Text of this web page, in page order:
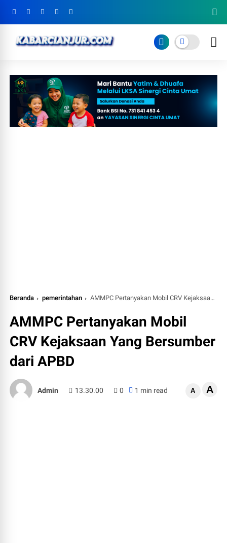
Beranda pemerintahan AMMPC Pertanyakan Mobil CRV Kejaksaan Yang Bersumber dari APBD
AMMPC Pertanyakan Mobil
CRV Kejaksaan Yang Bersumber
dari APBD
Admin 13.30.00 0 1 min read A A